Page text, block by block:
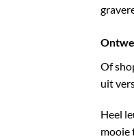
Of
uit
Heel
mooie